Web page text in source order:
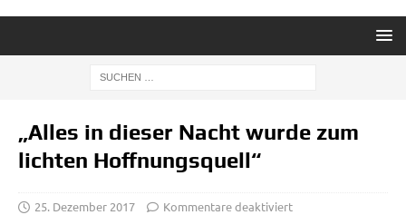
„Alles in dieser Nacht wurde zum
lichten Hoffnungsquell“
25. Dezember 2017 Kommentare deaktiviert